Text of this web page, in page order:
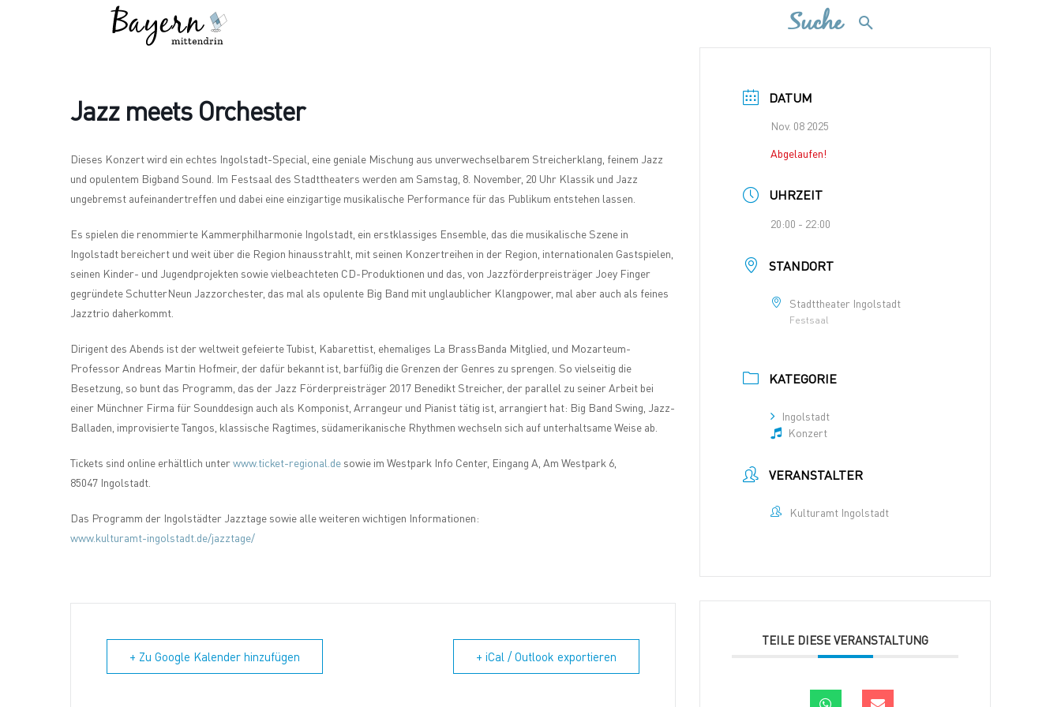
Suche
Jazz meets Orchester
Dieses Konzert wird ein echtes Ingolstadt-Special, eine geniale Mischung aus unverwechselbarem Streicherklang, feinem Jazz
und opulentem Bigband Sound. Im Festsaal des Stadttheaters werden am Samstag, 8. November, 20 Uhr Klassik und Jazz
ungebremst aufeinandertreffen und dabei eine einzigartige musikalische Performance für das Publikum entstehen lassen.
Es spielen die renommierte Kammerphilharmonie Ingolstadt, ein erstklassiges Ensemble, das die musikalische Szene in
Ingolstadt bereichert und weit über die Region hinausstrahlt, mit seinen Konzertreihen in der Region, internationalen Gastspielen,
seinen Kinder- und Jugendprojekten sowie vielbeachteten CD-Produktionen und das, von Jazzförderpreisträger Joey Finger
gegründete SchutterNeun Jazzorchester, das mal als opulente Big Band mit unglaublicher Klangpower, mal aber auch als feines
Jazztrio daherkommt.
Dirigent des Abends ist der weltweit gefeierte Tubist, Kabarettist, ehemaliges La BrassBanda Mitglied, und Mozarteum-
Professor Andreas Martin Hofmeir, der dafür bekannt ist, barfüßig die Grenzen der Genres zu sprengen. So vielseitig die
Besetzung, so bunt das Programm, das der Jazz Förderpreisträger 2017 Benedikt Streicher, der parallel zu seiner Arbeit bei
einer Münchner Firma für Sounddesign auch als Komponist, Arrangeur und Pianist tätig ist, arrangiert hat: Big Band Swing, Jazz-
Balladen, improvisierte Tangos, klassische Ragtimes, südamerikanische Rhythmen wechseln sich auf unterhaltsame Weise ab.
Tickets sind online erhältlich unterwww.ticket-regional.de sowie im Westpark Info Center, Eingang A, Am Westpark 6,
85047 Ingolstadt.
Das Programm der Ingolstädter Jazztage sowie alle weiteren wichtigen Informationen:
www.kulturamt-ingolstadt.de/jazztage/
+ Zu Google Kalender hinzufügen + iCal / Outlook exportieren
DATUM
Nov. 08 2025
Abgelaufen!
UHRZEIT
20:00 - 22:00
STANDORT
Stadttheater Ingolstadt
Festsaal
KATEGORIE
Ingolstadt
Konzert
VERANSTALTER
Kulturamt Ingolstadt
TEILE DIESE VERANSTALTUNG